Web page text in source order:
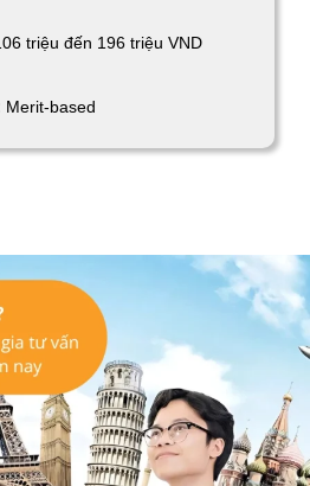
triệu đến 196 triệu VND
Merit-based